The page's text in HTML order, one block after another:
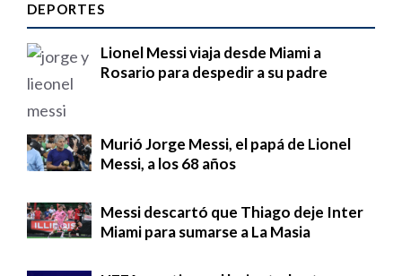
DEPORTES
Lionel Messi viaja desde Miami a
Rosario para despedir a su padre
Murió Jorge Messi, el papá de Lionel
Messi, a los 68 años
Messi descartó que Thiago deje Inter
Miami para sumarse a La Masia